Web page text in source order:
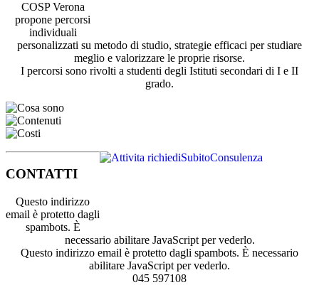
COSP Verona
propone percorsi
individuali
personalizzati su metodo di studio, strategie efficaci per studiare
meglio e valorizzare le proprie risorse.
I percorsi sono rivolti a studenti degli Istituti secondari di I e II
grado.
CONTATTI
Questo indirizzo
email è protetto dagli
spambots. È
necessario abilitare JavaScript per vederlo.
Questo indirizzo email è protetto dagli spambots. È necessario
abilitare JavaScript per vederlo.
045 597108